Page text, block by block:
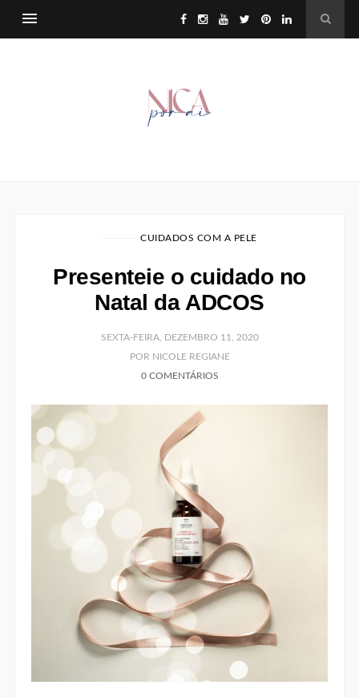
CUIDADOS COM A PELE
Presenteie o cuidado no
Natal da ADCOS
SEXTA-FEIRA, DEZEMBRO 11, 2020
POR NICOLE REGIANE
0 COMENTÁRIOS